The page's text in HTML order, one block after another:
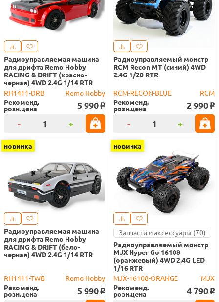
Радиоуправляемая машина
для дрифта Remo Hobby
RACING & DRIFT (красно-
черная) 4WD 2.4G 1/14 RTR
RH1411-DRB
Remo Hobby
Рекоменд.
розн.цена 5 990 o
- +
Радиоуправляемый монстр
RCM Recon MT (синий) 4WD
2.4G 1/20 RTR
RCM-RECON-BLUE
RCM
Рекоменд.
розн.цена 2 990 o
- +
новинка
Радиоуправляемая машина
для дрифта Remo Hobby
RACING & DRIFT (бело-
черная) 4WD 2.4G 1/14 RTR
RH1411-TWB
Remo Hobby
Рекоменд.
розн.цена 5 990 o
новинка
Запчасти и аксессуары (70)
Радиоуправляемый монстр
MJX Hyper Go 16108
(оранжевый) 4WD 2.4G LED
1/16 RTR
MJX-16108-ORANGE
MJX
Рекоменд.
розн.цена 4 790 o